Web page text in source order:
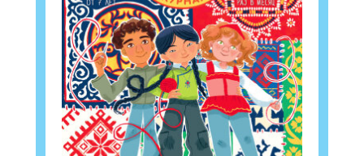
ПОДПИСАТЬСЯ